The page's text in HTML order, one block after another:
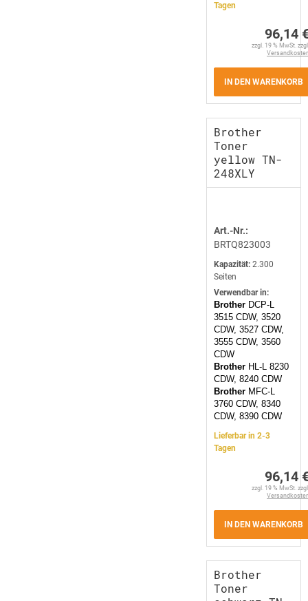
Tagen
96,14
zzgl. 19 % MwSt.
IN DEN WARENKORB
Brother
Toner
yellow TN-
248XLY
Art.-Nr.:
BRTQ823003
Kapazität: 2.300
Seiten
Verwendbar in:
Brother DCP-L
3515 CDW, 3520
CDW, 3527 CDW,
3555 CDW, 3560
CDW
Brother HL-L 8230
CDW, 8240 CDW
Brother MFC-L
3760 CDW, 8340
CDW, 8390 CDW
Lieferbar in 2-3
Tagen
96,14
zzgl. 19 % MwSt.
IN DEN WARENKORB
Brother
Toner